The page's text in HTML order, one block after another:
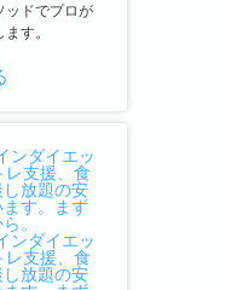
ッドでプロが
す。